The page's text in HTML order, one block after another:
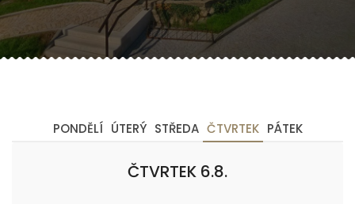
PONDĚLÍ ÚTERÝ STŘEDA ČTVRTEK PÁTEK
ČTVRTEK 6.8.